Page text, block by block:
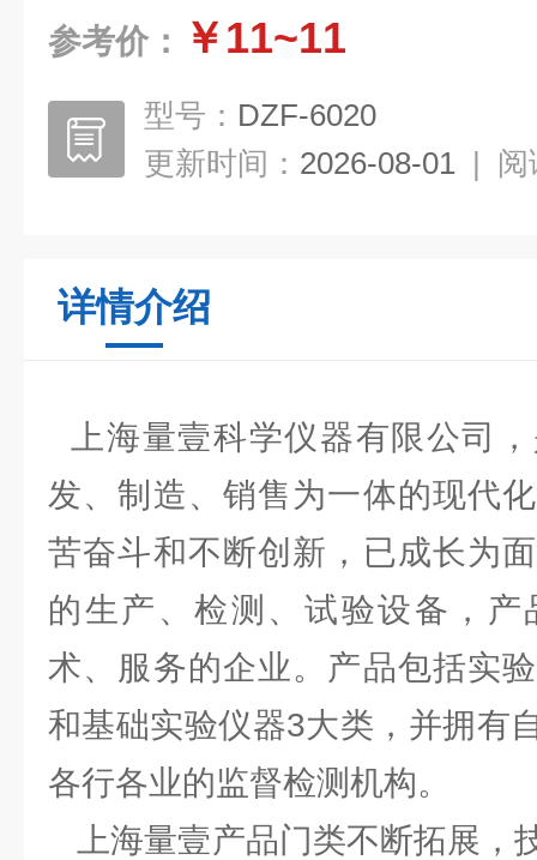
参考价： ￥11~11
型号： DZF-6020
更新时间： 2026-08-01 | 阅
详情介绍
上海量壹科学仪器有限公司
发、制造、销售为一体的现代
苦奋斗和不断创新，已成长为
的生产、检测、试验设备，
术、服务的企业。产品包括实
和基础实验仪器3大类，并拥有
各行各业的监督检测机构。
上海量壹产品门类不断拓展，